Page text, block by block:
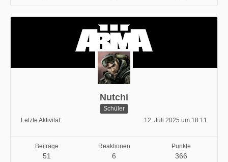
Nutchi
Schüler
Letzte Aktivität
12. Juli 2025 um 18:11
Beiträge
51
Reaktionen
6
Punkte
366